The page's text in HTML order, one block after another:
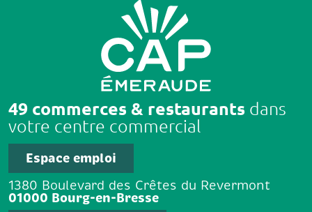
49 commerces & restaurants dans
votre centre commercial
Espace emploi
1380 Boulevard des Crêtes du Revermont
01000 Bourg-en-Bresse